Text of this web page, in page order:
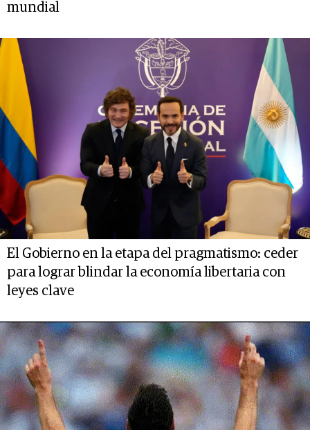
mundial
El Gobierno en la etapa del pragmatismo: ceder
para lograr blindar la economía libertaria con
leyes clave